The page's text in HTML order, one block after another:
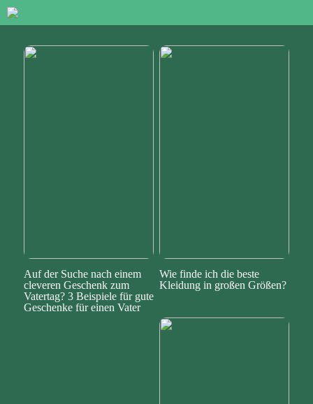
Auf der Suche nach einem
cleveren Geschenk zum
Vatertag? 3 Beispiele für gute
Geschenke für einen Vater
Wie finde ich die beste
Kleidung in großen Größen?